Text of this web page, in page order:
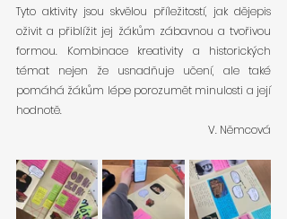
Tyto aktivity jsou skvělou příležitostí, jak dějepis
oživit a přiblížit jej žákům zábavnou a tvořivou
formou. Kombinace kreativity a historických
témat nejen že usnadňuje učení, ale také
pomáhá žákům lépe porozumět minulosti a její
hodnotě.
V. Němcová